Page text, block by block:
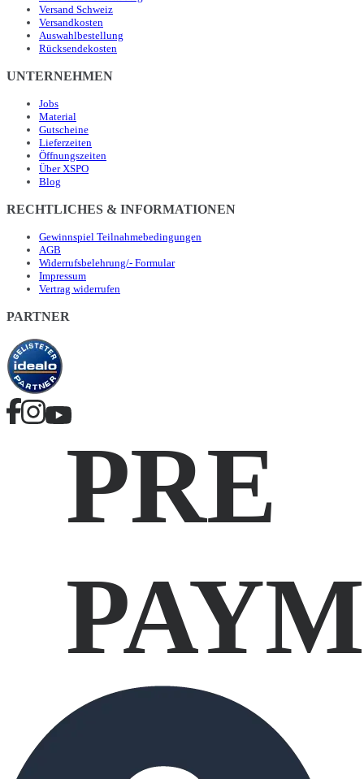
Versand Schweiz
Versandkosten
Auswahlbestellung
Rücksendekosten
UNTERNEHMEN
Jobs
Material
Gutscheine
Lieferzeiten
Öffnungszeiten
Über XSPO
Blog
RECHTLICHES & INFORMATIONEN
Gewinnspiel Teilnahmebedingungen
AGB
Widerrufsbelehrung/- Formular
Impressum
Vertrag widerrufen
PARTNER